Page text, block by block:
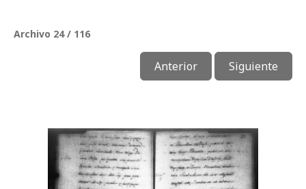
Archivo 24 / 116
Anterior Siguiente